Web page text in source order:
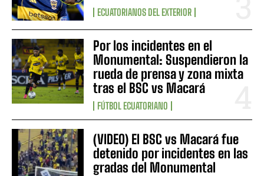
ECUATORIANOS DEL EXTERIOR
Por los incidentes en el
Monumental: Suspendieron la
rueda de prensa y zona mixta
tras el BSC vs Macará
FÚTBOL ECUATORIANO
(VIDEO) El BSC vs Macará fue
detenido por incidentes en las
gradas del Monumental